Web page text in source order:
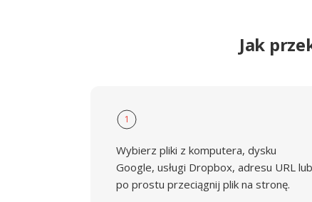
Jak
1
Wybierz pliki z komputera, dysku
Google, usługi Dropbox, adresu URL lub
po prostu przeciągnij plik na stronę.